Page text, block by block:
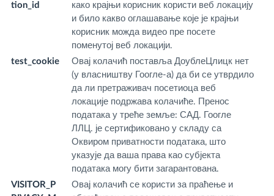
tion_id
како крајњи корисник користи веб локацију
и било какво оглашавање које је крајњи
корисник можда видео пре посете
поменутој веб локацији.
test_cookie
Овај колачић поставља ДоублеЦлицк нет
(у власништву Гоогле-а) да би се утврдило
да ли претраживач посетиоца веб
локације подржава колачиће. Пренос
података у треће земље: САД. Гоогле
ЛЛЦ. је сертификовано у складу са
Оквиром приватности података, што
указује да ваша права као субјекта
података могу бити загарантована.
VISITOR_P
Овај колачић се користи за праћење и